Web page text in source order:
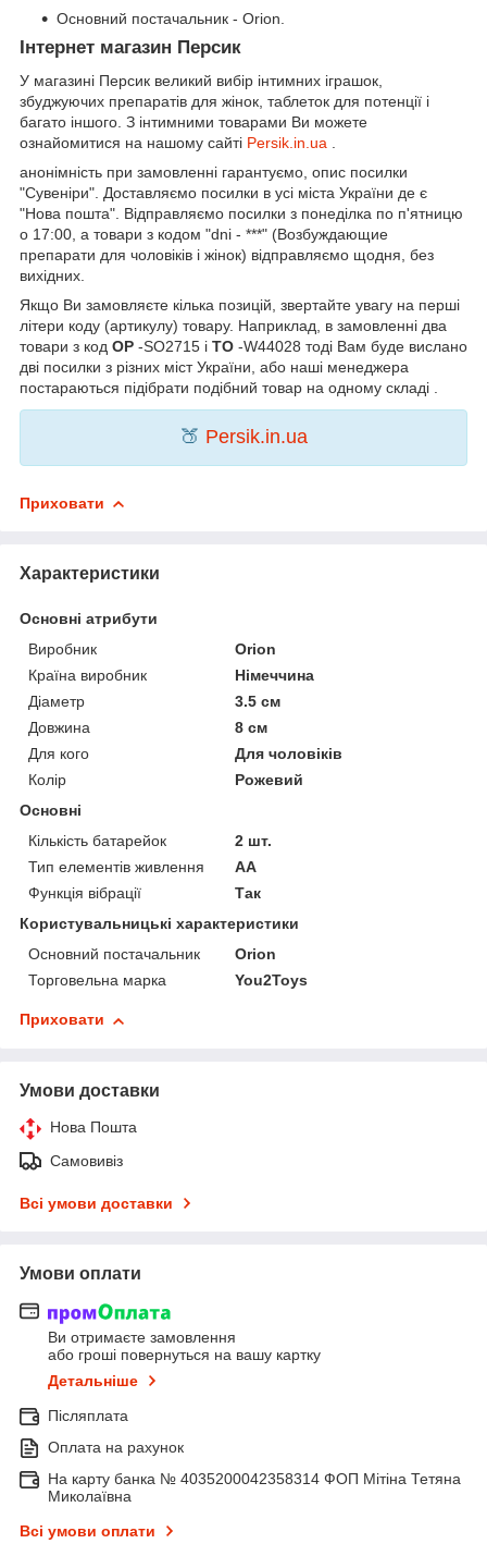
Основний постачальник - Orion.
Інтернет магазин Персик
У магазині Персик великий вибір інтимних іграшок,
збуджуючих препаратів для жінок, таблеток для потенції і
багато іншого. З інтимними товарами Ви можете
ознайомитися на нашому сайті Persik.in.ua
анонімність при замовленні гарантуємо, опис посилки
"Сувеніри". Доставляємо посилки в усі міста України де є
"Нова пошта". Відправляємо посилки з понеділка по п'ятницю
о 17:00, а товари з кодом "dni - ***" (Возбуждающие
препарати для чоловіків і жінок) відправляємо щодня, без
вихідних.
Якщо Ви замовляєте кілька позицій, звертайте увагу на перші
літери коду (артикулу) товару. Наприклад, в замовленні два
товари з код OP -SO2715 і TO -W44028 тоді Вам буде вислано
дві посилки з різних міст України, або наші менеджера
постараються підібрати подібний товар на одному складі .
🍑 Persik.in.ua
Приховати
Характеристики
Основні атрибути
Виробник
Orion
Країна виробник
Німеччина
Діаметр
3.5 см
Довжина
8 см
Для кого
Для чоловіків
Колір
Рожевий
Основні
Кількість батарейок
2 шт.
Тип елементів живлення
AA
Функція вібрації
Так
Користувальницькі характеристики
Основний постачальник
Orion
Торговельна марка
You2Toys
Приховати
Умови доставки
Нова Пошта
Самовивіз
Всі умови доставки
Умови оплати
Ви отримаєте замовлення
або гроші повернуться на вашу картку
Детальніше
Післяплата
Оплата на рахунок
На карту банка № 4035200042358314 ФОП Мітіна Тетяна
Миколаївна
Всі умови оплати